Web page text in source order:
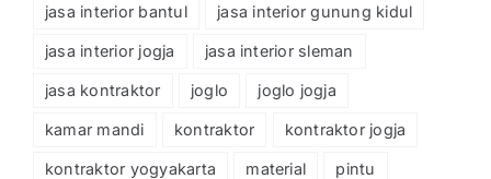
jasa interior bantul jasa interior gunung kidul
jasa interior jogja jasa interior sleman
jasa kontraktor joglo joglo jogja
kamar mandi kontraktor kontraktor jogja
kontraktor yogyakarta material pintu